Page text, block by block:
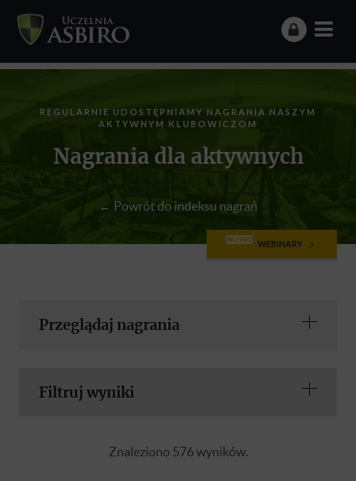
REGULARNIE UDOSTĘPNIAMY NAGRANIA NASZYM
AKTYWNYM KLUBOWICZOM
Nagrania dla aktywnych
← Powrót do indeksu nagrań
NA ŻYWO WEBINARY
Przeglądaj nagrania
Filtruj wyniki
Znaleziono 576 wyników.